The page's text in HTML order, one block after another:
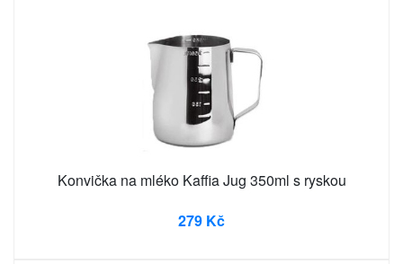
Konvička na mléko Kaffia Jug 350ml s ryskou
279 Kč